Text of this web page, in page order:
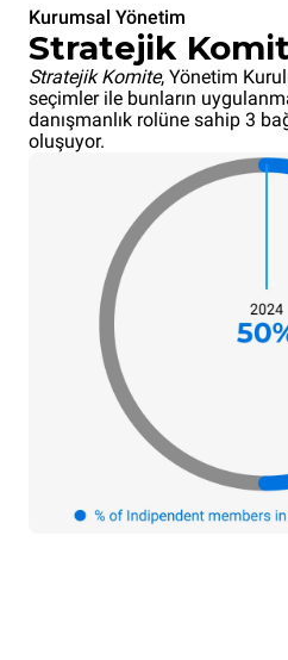
Kurumsal Yönetim
Stratejik
Stratejik Komite, Yönetim
seçimler ile bunların
danışmanlık rolüne sahip 3
oluşuyor.